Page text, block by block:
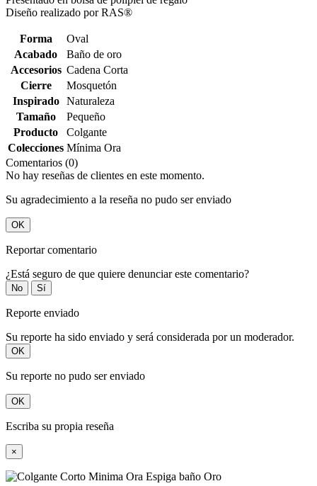
Diseño realizado por RAS®
Forma
Oval
Acabado
Baño de oro
Accesorios Cadena Corta
Cierre
Mosquetón
Inspirado
Naturaleza
Tamaño
Pequeño
Producto
Colgante
Colecciones Mínima Ora
Comentarios (0)
No hay reseñas de clientes en este momento.
Su agradecimiento a la reseña no pudo ser enviado
OK
Reportar comentario
¿Está seguro de que quiere denunciar este comentario?
No Sí
Reporte enviado
Su reporte ha sido enviado y será considerada por un moderador.
OK
Su reporte no pudo ser enviado
OK
Escriba su propia reseña
×